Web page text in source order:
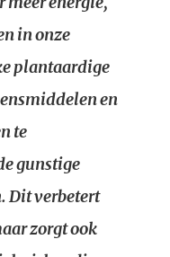
in onze
plantaardige
en
te
gunstige
Dit verbetert
zorgt ook